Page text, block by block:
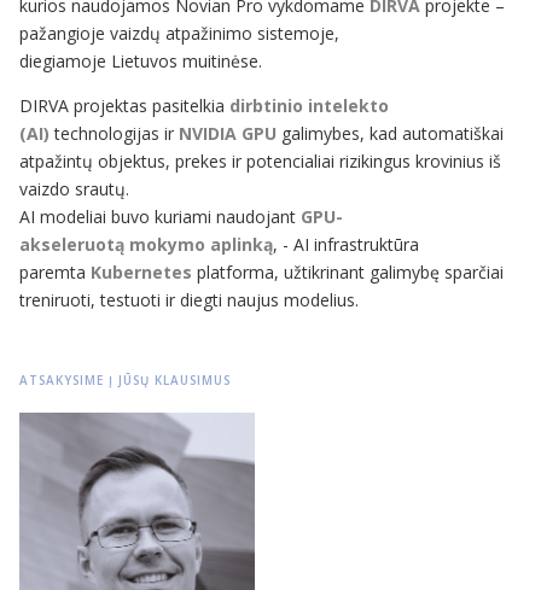
kurios naudojamos Novian Pro vykdomame DIRVA projekte –
pažangioje vaizdų atpažinimo sistemoje,
diegiamoje Lietuvos muitinėse.
DIRVA projektas pasitelkia dirbtinio intelekto
(AI) technologijas ir NVIDIA GPU galimybes, kad automatiškai
atpažintų objektus, prekes ir potencialiai rizikingus krovinius iš
vaizdo srautų.
AI modeliai buvo kuriami naudojant GPU-
akseleruotą mokymo aplinką, - AI infrastruktūra
paremta Kubernetes platforma, užtikrinant galimybę sparčiai
treniruoti, testuoti ir diegti naujus modelius.
ATSAKYSIME Į JŪSŲ KLAUSIMUS